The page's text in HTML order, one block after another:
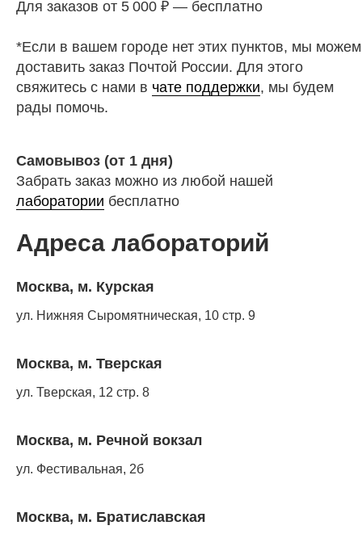
Для заказов от 5 000 ₽ — бесплатно
*Если в вашем городе нет этих пунктов, мы можем
доставить заказ Почтой России. Для этого
свяжитесь с нами в чате поддержки, мы будем
рады помочь.
Самовывоз (от 1 дня)
Забрать заказ можно из любой нашей
лаборатории бесплатно
Адреса лабораторий
Москва, м. Курская
ул. Нижняя Сыромятническая, 10 стр. 9
Москва, м. Тверская
ул. Тверская, 12 стр. 8
Москва, м. Речной вокзал
ул. Фестивальная, 2б
Москва, м. Братиславская